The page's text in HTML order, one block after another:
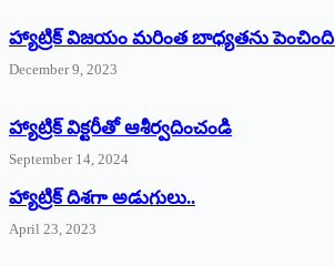
హ్యాట్రిక్ విజయం మరింత బాధ్యతను పెంచింది
December 9, 2023
హ్యాట్రిక్‌ ‌విక్టరీతో ఆశీర్వదించండి
September 14, 2024
‌హ్యాట్రిక్‌ ‌దిశగా అడుగులు..
April 23, 2023